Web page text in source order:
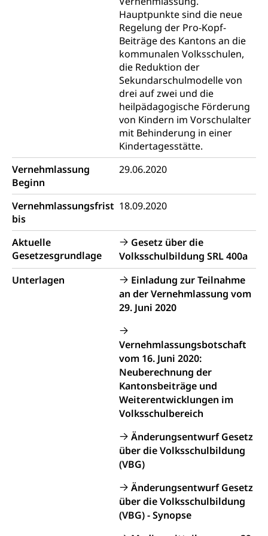
Hauptpunkte sind die neue
Regelung der Pro-Kopf-
Beiträge des Kantons an die
kommunalen Volksschulen,
die Reduktion der
Sekundarschulmodelle von
drei auf zwei und die
heilpädagogische Förderung
von Kindern im Vorschulalter
mit Behinderung in einer
Kindertagesstätte.
Vernehmlassung
Beginn
29.06.2020
Vernehmlassungsfrist
bis
18.09.2020
Aktuelle
Gesetzesgrundlage
Gesetz über die
Volksschulbildung SRL 400a
Unterlagen
Einladung zur Teilnahme
an der Vernehmlassung vom
29. Juni 2020
Vernehmlassungsbotschaft
vom 16. Juni 2020:
Neuberechnung der
Kantonsbeiträge und
Weiterentwicklungen im
Volksschulbereich
Änderungsentwurf Gesetz
über die Volksschulbildung
(VBG)
Änderungsentwurf Gesetz
über die Volksschulbildung
(VBG) - Synopse
Musikschulen
Schulferien
Früherziehung
Schuldienste
Betreuungsangebote
Schulliste
Heilpädagogische Schulen
Freiwilliger Schulsport
Finanzielle Unterstützung Pädagogische
Hochschule PHLU
Stipendien Hochschule Luzern hslu
Dienstleistungen, Hochschule Luzern,
Fachhochschule Zentralschweiz, HSLU,
Pädagogische Hochschule Luzern, PH Luzern, UniLU,
swissuniversities (Dachorganisation der Schweizer
swissuniversities
Universität Luzern
Fachstelle Hochschulbildung
Kindergarten, Kinderkrippe, Krippe, Kinderhort,
Kindertagesstätte, Spielgruppe, Tagesmutter,
Freiwilliges Kindergarten Jahr
Kinderbetreuung
Freiwilliges Kindergarten Jahr
Kindergarten & Basisstufe
Frühe Förderung
Gesundheit und Soziales
Konsumentenschutz
Konsumentenrechte, Produktsicherheit,
Preisüberwachung, Preisüberwacher,
Konsumentenorganisation, parallele Einfuhr,
regionale Erschöpfung, nationale Erschöpfung,
internationale Erschöpfung, Preisabsprache, Kartell,
Cassis-deDijon-Prinzip
Lebensmittelkontrolle und
Krankenversicherung
Unfallversicherung, Berufsunfallversicherung,
Krankheit, Unfall, Prämienverbilligung,
Krankenversicherung (WAS Luzern)
Prämienverbilligung (WAS Luzern)
Obligatorische Krankenversicherung (WAS
Kranken- und Unfallversicherung
Lebensmittelsicherheit
sichere Lebensmittel, Lebensmittelkontrolle,
Lebensmittelhygiene, Produktesicherheit
Trinkwasser
Lebensmittel
Gesundheitsvorsorge, Wellness, Unfallverhütung,
Suchtprävention, Alkoholprävention,
Sekundärprävention, Tertiärprävention
Darmkrebsvorsorge
Kantonales Tabakpräventionsprogramm
Sozialversicherungen, Sozialpolitik,